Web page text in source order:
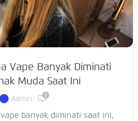
Vape Banyak Diminati
Muda Saat Ini
Admin 0
banyak diminati saat ini,